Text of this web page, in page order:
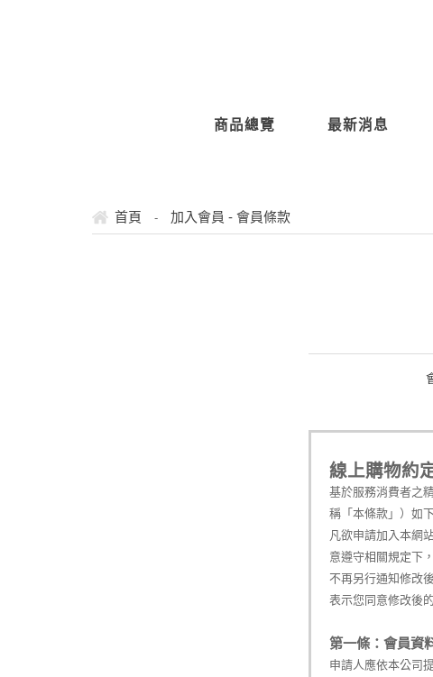
商品總覽 最新消息
首頁 - 加入會員 - 會員條款
線上購物約
基於服務消費者之
稱「本條款」）如
凡欲申請加入本網
意遵守相關規定下
不再另行通知修改
表示您同意修改後
第一條：會員資
申請人應依本公司